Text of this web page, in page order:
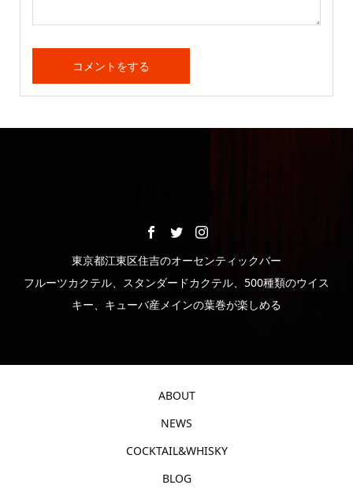
東京都江東区住吉のオーセンティックバー
フルーツカクテル、スタンダードカクテル、500種類のウイス
キー、キューバ産メインの葉巻が楽しめる
ABOUT
NEWS
COCKTAIL&WHISKY
BLOG